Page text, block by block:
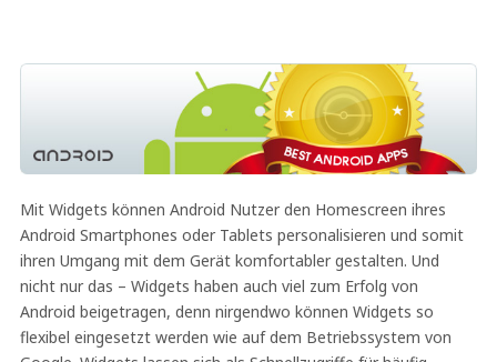
Mit Widgets können Android Nutzer den Homescreen ihres
Android Smartphones oder Tablets personalisieren und somit
ihren Umgang mit dem Gerät komfortabler gestalten. Und
nicht nur das – Widgets haben auch viel zum Erfolg von
Android beigetragen, denn nirgendwo können Widgets so
flexibel eingesetzt werden wie auf dem Betriebssystem von